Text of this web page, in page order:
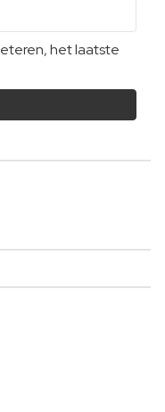
het laatste